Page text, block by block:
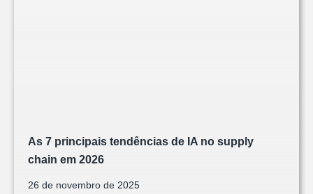
As 7 principais tendências de IA no supply
chain em 2026
26 de novembro de 2025